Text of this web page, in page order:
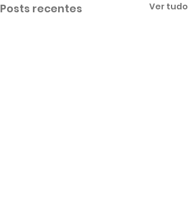
Posts recentes Ver tudo